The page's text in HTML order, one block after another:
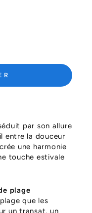
par son allure
entre la douceur
une harmonie
touche estivale
plage
que les
un transat, un